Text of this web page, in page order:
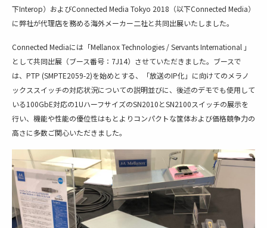
下Interop）およびConnected Media Tokyo 2018（以下Connected Media）
に弊社が代理店を務める海外メーカー二社と共同出展いたしました。
Connected Mediaには「Mellanox Technologies / Servants International 」
として共同出展（ブース番号：7J14）させていただきました。ブースで
は、PTP (SMPTE2059-2)を始めとする、「放送のIP化」に向けてのメラノ
ックススイッチの対応状況についての説明並びに、後述のデモでも使用して
いる100GbE対応の1UハーフサイズのSN2010とSN2100スイッチの展示を
行い、機能や性能の優位性はもとよりコンパクトな筐体および価格競争力の
高さに多数ご関心いただきました。